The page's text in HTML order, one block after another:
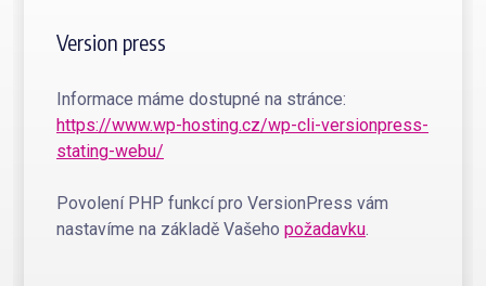
Version press
Informace máme dostupné na stránce:
https://www.wp-hosting.cz/wp-cli-versionpress-
stating-webu/
Povolení PHP funkcí pro VersionPress vám
nastavíme na základě Vašeho požadavku.